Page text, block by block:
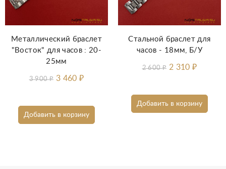
Добавить в корзину
Металлический браслет
"Восток" для часов : 20-
25мм
3 900₽ 3 460₽
Добавить в корзину
Стальной браслет для
часов - 18мм, Б/У
2 600₽ 2 310₽